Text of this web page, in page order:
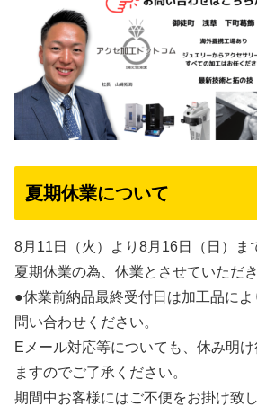
夏期休業について
8月11日（火）より8月16日（日）ま
夏期休業の為、休業とさせていただき
●休業前納品最終受付日は加工品に
問い合わせください。
Eメール対応等についても、休み明
ますのでご了承ください。
期間中お客様にはご不便をお掛け致